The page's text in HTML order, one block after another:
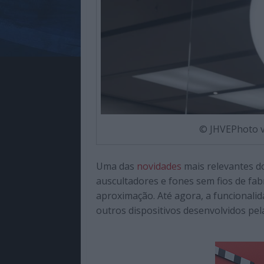
© JHVEPhoto
Uma das novidades mais relevantes
auscultadores e fones sem fios de
aproximação. Até agora, a
outros dispositivos desenvolvidos